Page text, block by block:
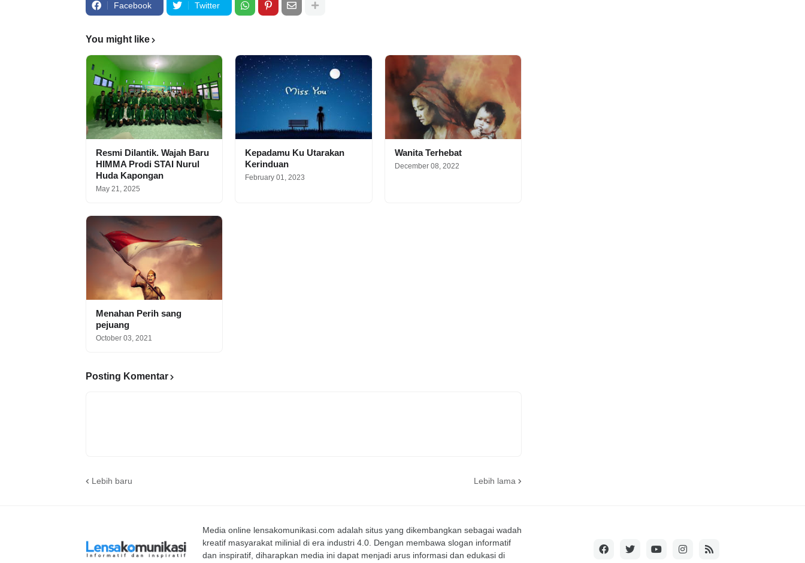
Facebook Twitter
You might like
Resmi Dilantik. Wajah Baru
HIMMA Prodi STAI Nurul
Huda Kapongan
May 21, 2025
Kepadamu Ku Utarakan
Kerinduan
February 01, 2023
Wanita Terhebat
December 08, 2022
Menahan Perih sang
pejuang
October 03, 2021
Posting Komentar
Lebih baru Lebih lama
Media online lensakomunikasi.com adalah situs yang dikembangkan sebagai wadah
kreatif masyarakat milinial di era industri 4.0. Dengan membawa slogan informatif
dan inspiratif, diharapkan media ini dapat menjadi arus informasi dan edukasi di